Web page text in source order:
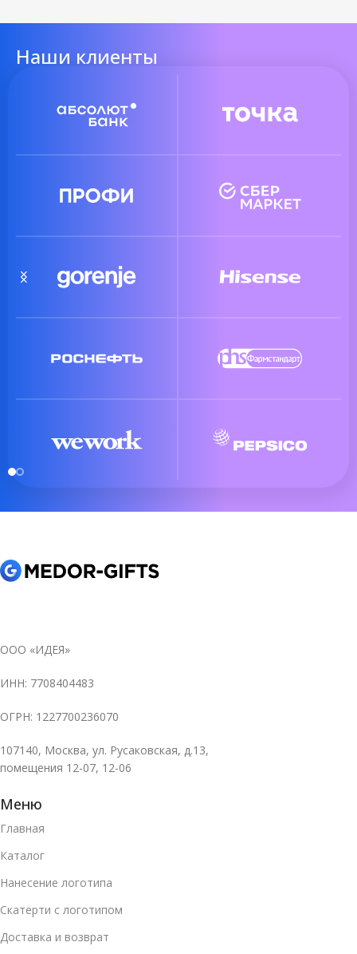
Наши клиенты
ООО «ИДЕЯ»
ИНН: 7708404483
ОГРН: 1227700236070
107140, Москва, ул. Русаковская, д.13,
помещения 12-07, 12-06
Меню
Главная
Каталог
Нанесение логотипа
Скатерти с логотипом
Доставка и возврат